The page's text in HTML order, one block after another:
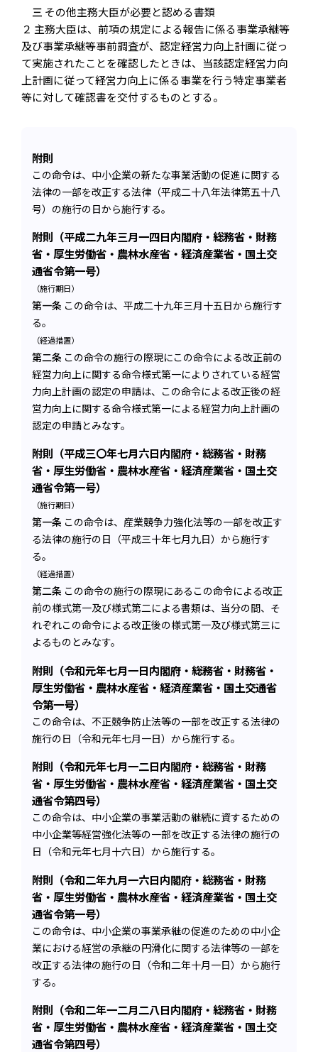
三 その他主務大臣が必要と認める書類
２ 主務大臣は、前項の規定による報告に係る事業承継等
及び事業承継等事前調査が、認定経営力向上計画に従っ
て実施されたことを確認したときは、当該認定経営力向
上計画に従って経営力向上に係る事業を行う特定事業者
等に対して確認書を交付するものとする。
附則
この命令は、中小企業の新たな事業活動の促進に関する
法律の一部を改正する法律（平成二十八年法律第五十八
号）の施行の日から施行する。
附則（平成二九年三月一四日内閣府・総務省・財務
省・厚生労働省・農林水産省・経済産業省・国土交
通省令第一号）
（施行期日）
第一条 この命令は、平成二十九年三月十五日から施行す
る。
（経過措置）
第二条 この命令の施行の際現にこの命令による改正前の
経営力向上に関する命令様式第一によりされている経営
力向上計画の認定の申請は、この命令による改正後の経
営力向上に関する命令様式第一による経営力向上計画の
認定の申請とみなす。
附則（平成三〇年七月六日内閣府・総務省・財務
省・厚生労働省・農林水産省・経済産業省・国土交
通省令第一号）
（施行期日）
第一条 この命令は、産業競争力強化法等の一部を改正す
る法律の施行の日（平成三十年七月九日）から施行す
る。
（経過措置）
第二条 この命令の施行の際現にあるこの命令による改正
前の様式第一及び様式第二による書類は、当分の間、そ
れぞれこの命令による改正後の様式第一及び様式第三に
よるものとみなす。
附則（令和元年七月一日内閣府・総務省・財務省・
厚生労働省・農林水産省・経済産業省・国土交通省
令第一号）
この命令は、不正競争防止法等の一部を改正する法律の
施行の日（令和元年七月一日）から施行する。
附則（令和元年七月一二日内閣府・総務省・財務
省・厚生労働省・農林水産省・経済産業省・国土交
通省令第四号）
この命令は、中小企業の事業活動の継続に資するための
中小企業等経営強化法等の一部を改正する法律の施行の
日（令和元年七月十六日）から施行する。
附則（令和二年九月一六日内閣府・総務省・財務
省・厚生労働省・農林水産省・経済産業省・国土交
通省令第一号）
この命令は、中小企業の事業承継の促進のための中小企
業における経営の承継の円滑化に関する法律等の一部を
改正する法律の施行の日（令和二年十月一日）から施行
する。
附則（令和二年一二月二八日内閣府・総務省・財務
省・厚生労働省・農林水産省・経済産業省・国土交
通省令第四号）